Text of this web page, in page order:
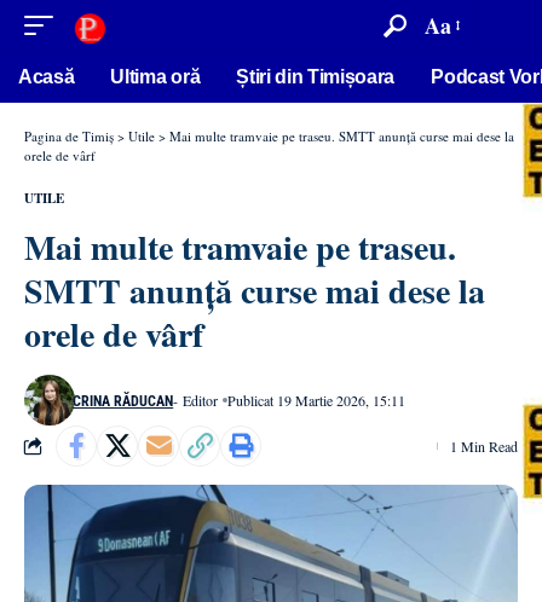
conținut Aa
Acasă Ultima oră Știri din Timișoara Podcast
Pagina de Timiș > Utile > Mai multe tramvaie pe traseu. SMTT anunță curse mai dese la
orele de vârf
UTILE
Mai multe tramvaie pe traseu.
SMTT anunță curse mai dese la
orele de vârf
CRINA RĂDUCAN- Editor Publicat 19 Martie 2026, 15:11
1 Min Read